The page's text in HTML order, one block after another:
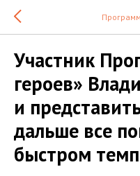
Участник
героев»
и
дальше все
быстром